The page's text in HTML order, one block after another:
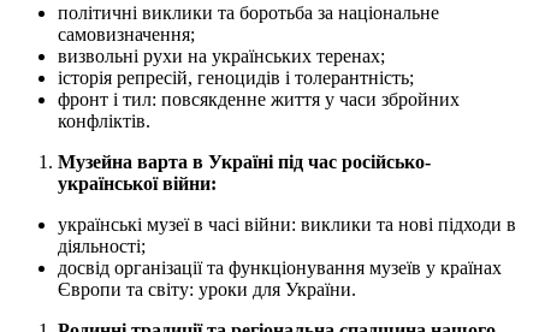
політичні виклики та боротьба за національне
самовизначення;
визвольні рухи на українських теренах;
історія репресій, геноцидів і толерантність;
фронт і тил: повсякденне життя у часи збройних
конфліктів.
Музейна варта в Україні під час російсько-
української війни:
українські музеї в часі війни: виклики та нові підходи в
діяльності;
досвід організації та функціонування музеїв у країнах
Європи та світу: уроки для України.